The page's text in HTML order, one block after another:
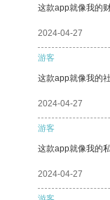
这款app就像我的
2024-04-27
游客
这款app就像我的
2024-04-27
游客
这款app就像我的
2024-04-27